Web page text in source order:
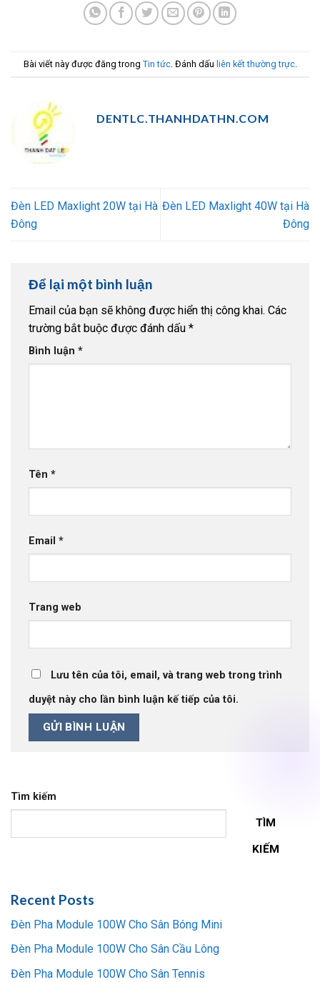
Bài viết này được đăng trong Tin tức. Đánh dấu liên kết thường trực.
DENTLC.THANHDATHN.COM
Đèn LED Maxlight 20W tại Hà
Đông
Đèn LED Maxlight 40W tại Hà
Đông
Để lại một bình luận
Email của bạn sẽ không được hiển thị công khai. Các
trường bắt buộc được đánh dấu *
Bình luận *
Tên *
Email *
Trang web
Lưu tên của tôi, email, và trang web trong trình
duyệt này cho lần bình luận kế tiếp của tôi.
Tìm kiếm
TÌM
KIẾM
Recent Posts
Đèn Pha Module 100W Cho Sân Bóng Mini
Đèn Pha Module 100W Cho Sân Cầu Lông
Đèn Pha Module 100W Cho Sân Tennis